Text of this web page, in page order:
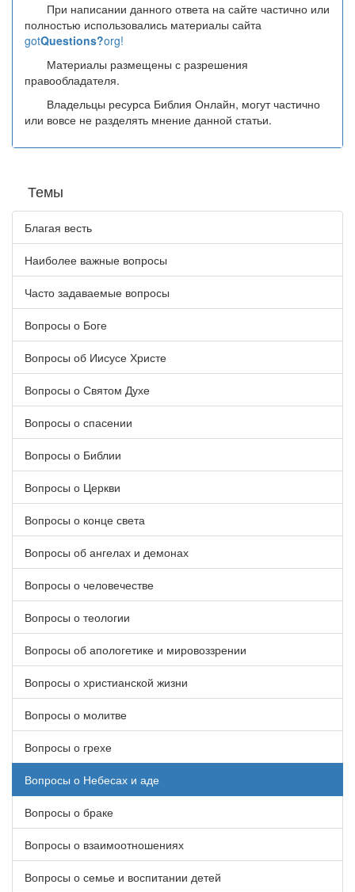
При написании данного ответа на сайте частично или
полностью использовались материалы сайта
gotQuestions?org!
Материалы размещены с разрешения
правообладателя.
Владельцы ресурса Библия Онлайн, могут частично
или вовсе не разделять мнение данной статьи.
Темы
Благая весть
Наиболее важные вопросы
Часто задаваемые вопросы
Вопросы о Боге
Вопросы об Иисусе Христе
Вопросы о Святом Духе
Вопросы о спасении
Вопросы о Библии
Вопросы о Церкви
Вопросы о конце света
Вопросы об ангелах и демонах
Вопросы о человечестве
Вопросы о теологии
Вопросы об апологетике и мировоззрении
Вопросы о христианской жизни
Вопросы о молитве
Вопросы о грехе
Вопросы о Небесах и аде
Вопросы о браке
Вопросы о взаимоотношениях
Вопросы о семье и воспитании детей